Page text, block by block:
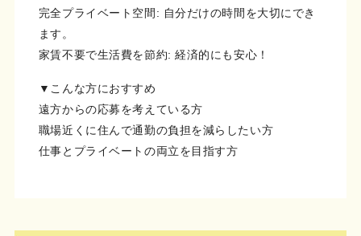
完全プライベート空間: 自分だけの時間を大切にでき
ます。
家賃不要で生活費を節約: 経済的にも安心！
▼こんな方におすすめ
遠方からの応募を考えている方
職場近くに住んで通勤の負担を減らしたい方
仕事とプライベートの両立を目指す方